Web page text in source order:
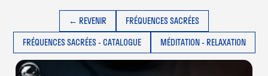
← REVENIR
FRÉQUENCES SACRÉES
FRÉQUENCES SACRÉES - CATALOGUE
MÉDITATION - RELAXATION